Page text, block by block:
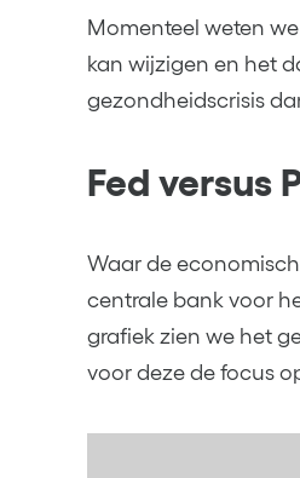
Momenteel weten
kan wijzigen en het
gezondheidscrisis
Fed versus
Waar de
centrale bank voor
grafiek zien we het
voor deze de focus